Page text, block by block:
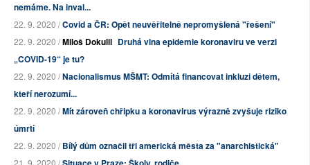
nemáme. Na inval...
22. 9. 2020 /Covid a ČR: Opět neuvěřitelně nepromyšlená "řešení"
22. 9. 2020 /Miloš Dokulil Druhá vlna epidemie koronaviru ve verzi
„COVID-19“ je tu?
22. 9. 2020 /Nacionalismus MŠMT: Odmítá financovat inkluzi dětem,
kteří nerozumí...
22. 9. 2020 /Mít zároveň chřipku a koronavirus výrazně zvyšuje riziko
úmrtí
22. 9. 2020 /Bílý dům označil tři americká města za "anarchistická"